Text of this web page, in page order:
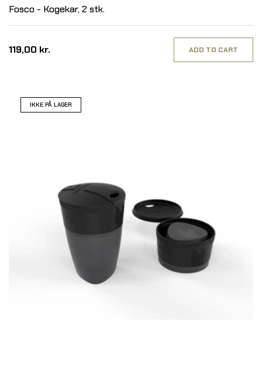
Fosco - Kogekar, 2 stk.
119,00 kr. ADD TO CART
IKKE PÅ LAGER